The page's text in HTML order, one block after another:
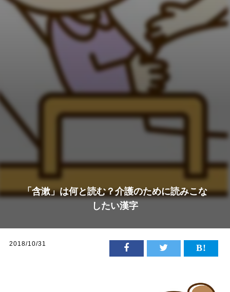
「含漱」は何と読む？介護のために読みこな
したい漢字
2018/10/31